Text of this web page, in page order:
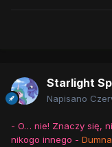
Starlight
Napisano
- O… nie! Znaczy się,
nikogo innego -